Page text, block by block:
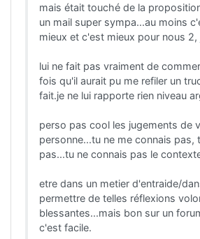
mais était touché de la
un mail super sympa...au moins
mieux et c'est mieux pour nous 2,
lui ne fait pas vraiment de
fois qu'il aurait pu me refiler un
fait.je ne lui rapporte rien niveau
perso pas cool les jugements de
personne...tu ne me connais pas,
pas...tu ne connais pas le
etre dans un metier d'entraide/
permettre de telles réflexions
blessantes...mais bon sur un
c'est facile.